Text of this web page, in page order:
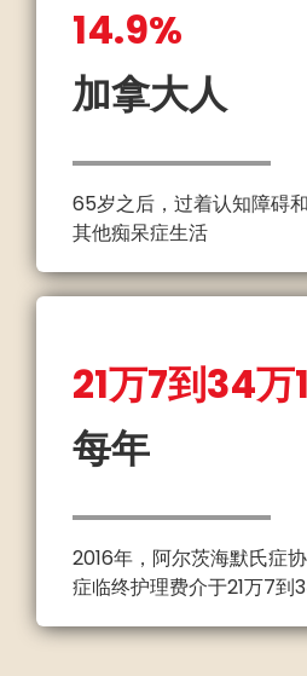
14.9%
加拿大人
65岁之后，过着认知障碍
其他痴呆症生活
21万7到34万1
每年
2016年，阿尔茨海默氏症
症临终护理费介于21万7到